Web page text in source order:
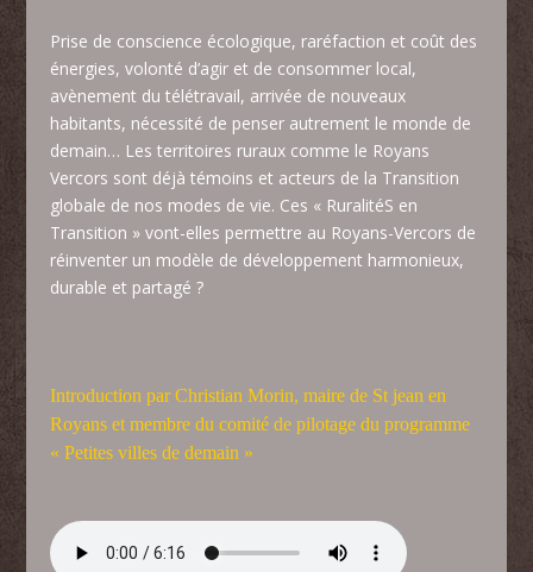
Prise de conscience écologique, raréfaction et coût des
énergies, volonté d’agir et de consommer local,
avènement du télétravail, arrivée de nouveaux
habitants, nécessité de penser autrement le monde de
demain… Les territoires ruraux comme le Royans
Vercors sont déjà témoins et acteurs de la Transition
globale de nos modes de vie. Ces « RuralitéS en
Transition » vont-elles permettre au Royans-Vercors de
réinventer un modèle de développement harmonieux,
durable et partagé ?
Introduction par Christian Morin, maire de St jean en
Royans et membre du comité de pilotage du programme
« Petites villes de demain »